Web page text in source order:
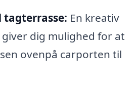
tagterrasse: En kreativ
dig mulighed for at
ovenpå carporten til